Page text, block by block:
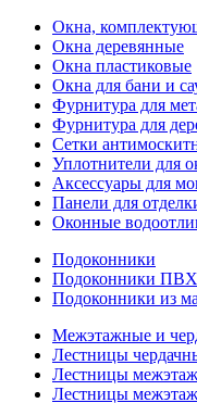
Окна,
Окна деревянные
Окна пластиковые
Окна для бани и
Фурнитура для
Фурнитура для
Сетки
Уплотнители для
Аксессуары для
Панели для
Оконные
Подоконники
Подоконники ПВХ
Подоконники из
Межэтажные и
Лестницы
Лестницы
Лестницы